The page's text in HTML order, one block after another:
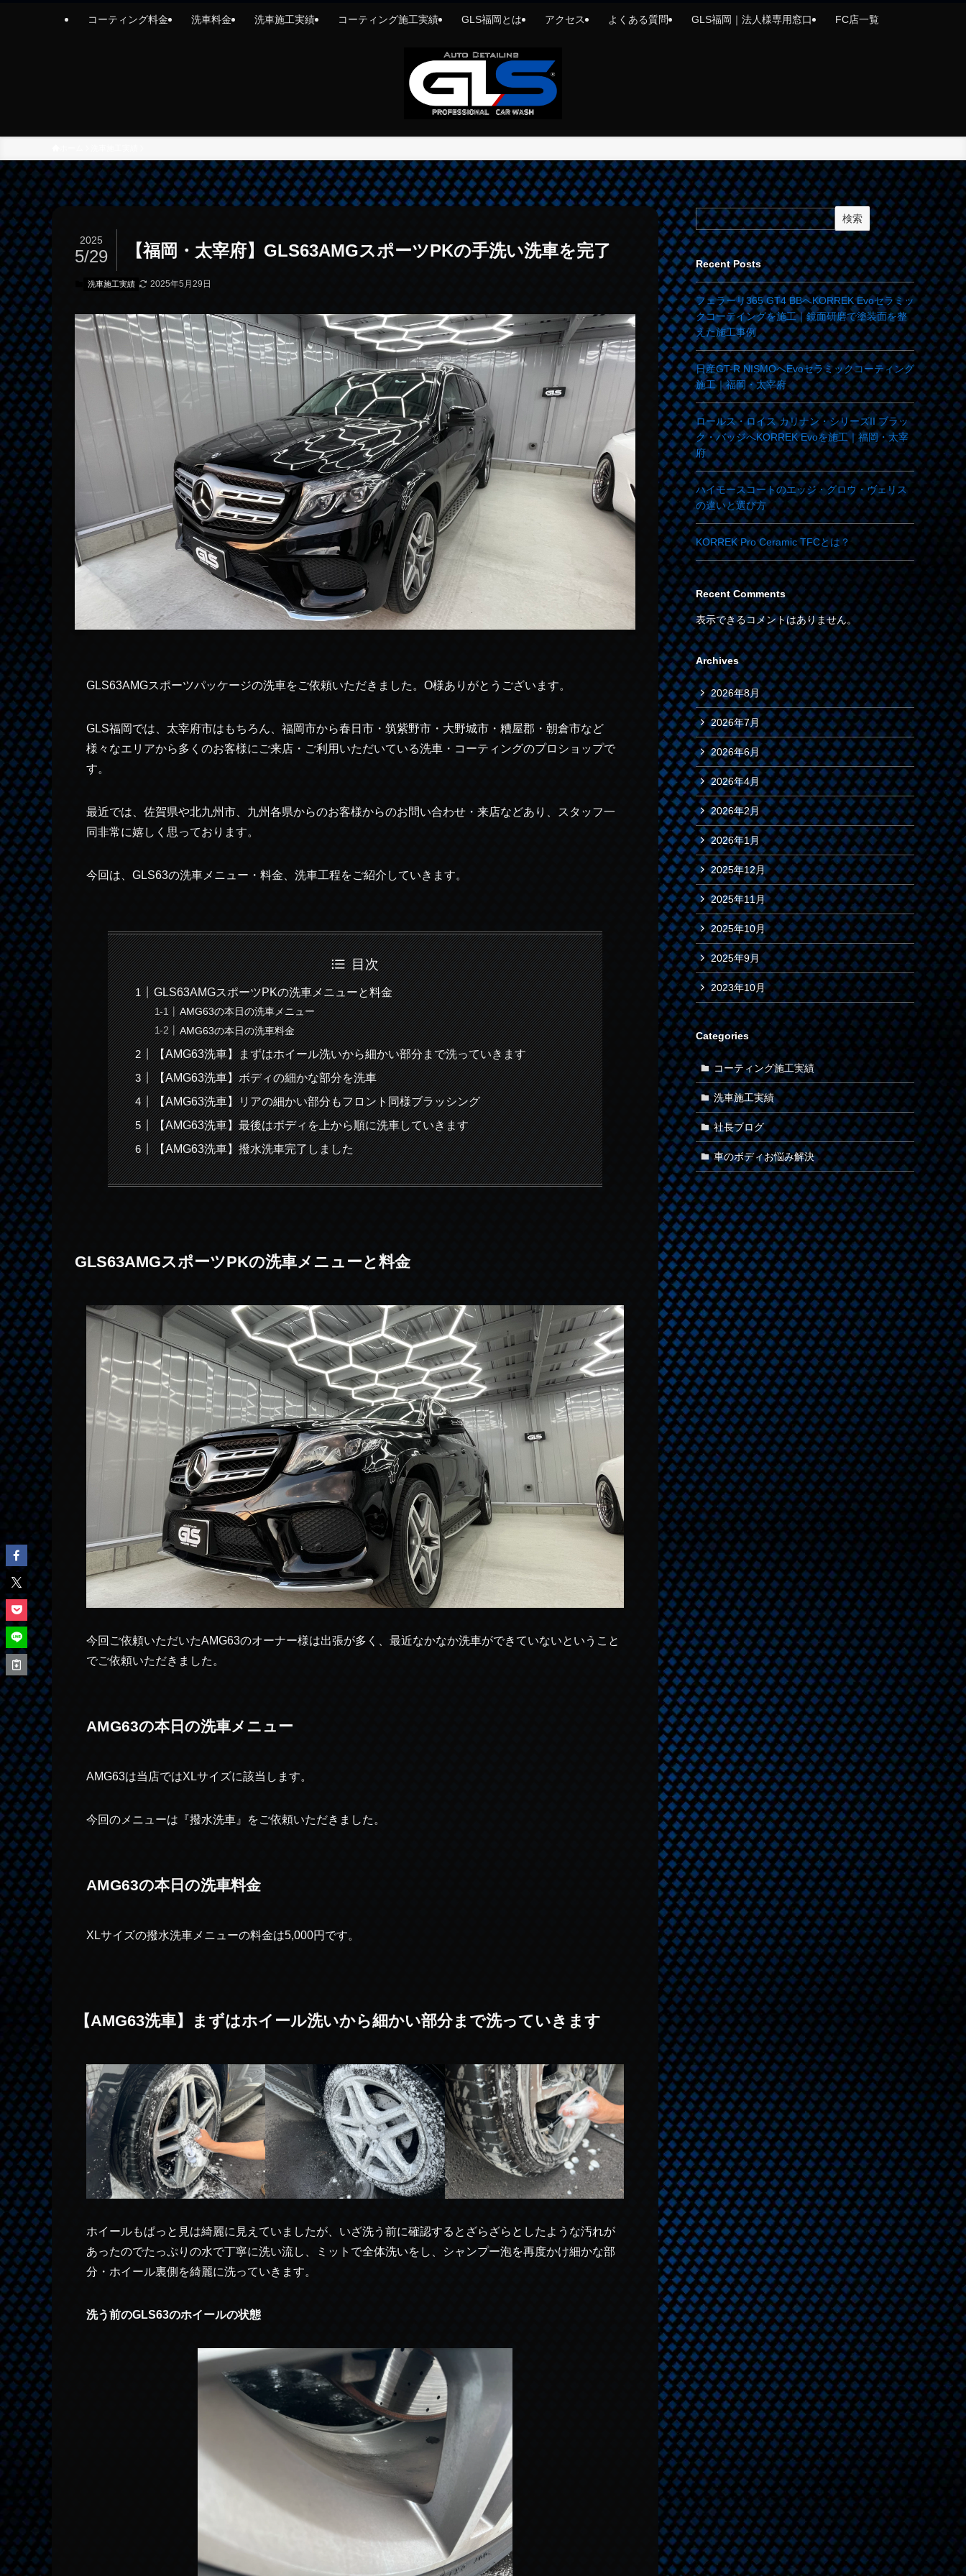
コーティング料金 洗車料金 洗車施工実績 コーティング施工実績 GLS福岡とは アクセス よくある質問 GLS福岡｜法人様専用窓口 FC店一覧
【福岡・太宰府】GLS63AMGスポーツPKの手洗い洗車を完了
2025
5/29
洗車施工実績 2025年5月29日
GLS63AMGスポーツパッケージの洗車をご依頼いただきました。O様ありがとうございます。
GLS福岡では、太宰府市はもちろん、福岡市から春日市・筑紫野市・大野城市・糟屋郡・朝倉市など
様々なエリアから多くのお客様にご来店・ご利用いただいている洗車・コーティングのプロショップで
す。
最近では、佐賀県や北九州市、九州各県からのお客様からのお問い合わせ・来店などあり、スタッフ一
同非常に嬉しく思っております。
今回は、GLS63の洗車メニュー・料金、洗車工程をご紹介していきます。
目次
GLS63AMGスポーツPKの洗車メニューと料金
AMG63の本日の洗車メニュー
AMG63の本日の洗車料金
【AMG63洗車】まずはホイール洗いから細かい部分まで洗っていきます
【AMG63洗車】ボディの細かな部分を洗車
【AMG63洗車】リアの細かい部分もフロント同様ブラッシング
【AMG63洗車】最後はボディを上から順に洗車していきます
【AMG63洗車】撥水洗車完了しました
GLS63AMGスポーツPKの洗車メニューと料金
今回ご依頼いただいたAMG63のオーナー様は出張が多く、最近なかなか洗車ができていないということ
でご依頼いただきました。
AMG63の本日の洗車メニュー
AMG63は当店ではXLサイズに該当します。
今回のメニューは『撥水洗車』をご依頼いただきました。
AMG63の本日の洗車料金
XLサイズの撥水洗車メニューの料金は5,000円です。
【AMG63洗車】まずはホイール洗いから細かい部分まで洗っていきます
ホイールもぱっと見は綺麗に見えていましたが、いざ洗う前に確認するとざらざらとしたような汚れが
あったのでたっぷりの水で丁寧に洗い流し、ミットで全体洗いをし、シャンプー泡を再度かけ細かな部
分・ホイール裏側を綺麗に洗っていきます。
洗う前のGLS63のホイールの状態
検索
Recent Posts
フェラーリ365 GT4 BBへKORREK Evoセラミッ
クコーテイングを施工｜鏡面研磨で塗装面を整
えた施工事例
日産GT-R NISMOへEvoセラミックコーティング
施工｜福岡・太宰府
ロールス・ロイス カリナン・シリーズII ブラッ
ク・バッジへKORREK Evoを施工｜福岡・太宰
府
ハイモースコートのエッジ・グロウ・ヴェリス
の違いと選び方
KORREK Pro Ceramic TFCとは？
Recent Comments
表示できるコメントはありません。
Archives
2026年8月
2026年7月
2026年6月
2026年4月
2026年2月
2026年1月
2025年12月
2025年11月
2025年10月
2025年9月
2023年10月
Categories
コーティング施工実績
洗車施工実績
社長ブログ
車のボディお悩み解決